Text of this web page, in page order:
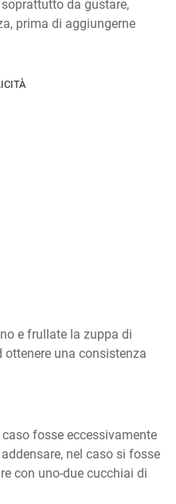
da gustare,
prima di aggiungerne
e frullate la zuppa di
una consistenza
fosse eccessivamente
nel caso si fosse
con uno-due cucchiai di